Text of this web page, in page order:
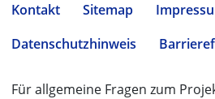
Kontakt Sitemap
Datenschutzhinweis
Für allgemeine Fragen zum